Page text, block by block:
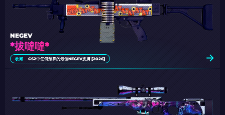
*拔噠噠*
NEGEV
收藏 CS2中任何預算的最佳NEGEV皮膚 [2026]